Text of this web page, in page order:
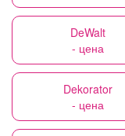
DeWalt
- цена
Dekorator
- цена